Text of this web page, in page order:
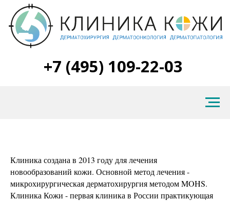
+7 (495) 109-22-03
Клиника создана в 2013 году для лечения
новообразований кожи. Основной метод лечения -
микрохирургическая дерматохирургия методом MOHS.
Клиника Кожи - первая клиника в России практикующая